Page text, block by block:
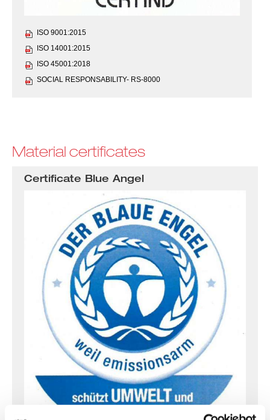
ISO 9001:2015
ISO 14001:2015
ISO 45001:2018
SOCIAL RESPONSABILITY- RS-8000
Material certificates
Certificate Blue Angel